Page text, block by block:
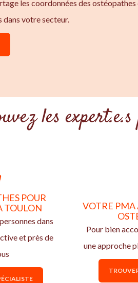
les coordonnées des ostéopathes
dans votre secteur.
les
POUR
TOULON
dans
et près de
VOTRE PMA
Pour bien
une approche